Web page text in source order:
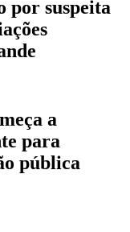
por suspeita
a
para
pública